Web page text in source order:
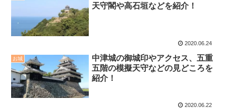
天守閣や高石垣などを紹介！
2020.06.24
お城
中津城の御城印やアクセス、五重
五階の模擬天守などの見どころを
紹介！
2020.06.22